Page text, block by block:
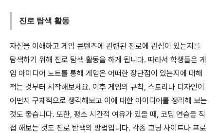
진로 탐색 활동
자신을 이해하고 게임 콘텐츠에 관련된 진로에 관심이 있는지를
탐색하기 위해 진로 탐색 활동을 하게 됩니다. 따라서 학생들은 게
임 아이디어 노트를 통해 게임은 어떠한 장단점이 있는지에 대해
적는 것부터 시작해보세요. 이후 게임의 규칙, 스토리나 디자인이
어떤지 구체적으로 생각해보고 이에 대한 아이디어를 정리해 보는
것도 좋습니다. 또한, 평소 시간적 여유가 있을 때, 코딩 연습을 직
접 해보는 것도 진로 탐색의 방법입니다. 각종 코딩 사이트나 프로